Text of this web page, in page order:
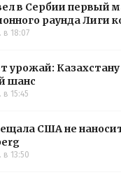
в Сербии первый
раунда Лиги
в 18:07
урожай:
шанс
в 15:45
США не
в 13:50